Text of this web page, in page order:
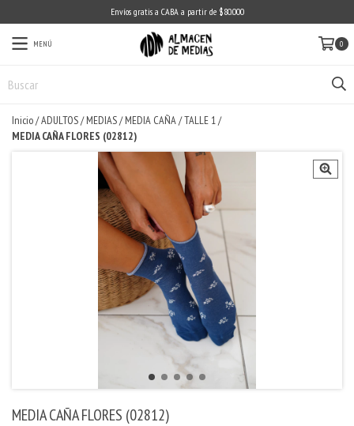
Envíos gratis a CABA a partir de $80.000
MENÚ 0
Inicio/ADULTOS/ MEDIAS/ MEDIA CAÑA/TALLE 1/
MEDIA CAÑA FLORES (02812)
MEDIA CAÑA FLORES (02812)